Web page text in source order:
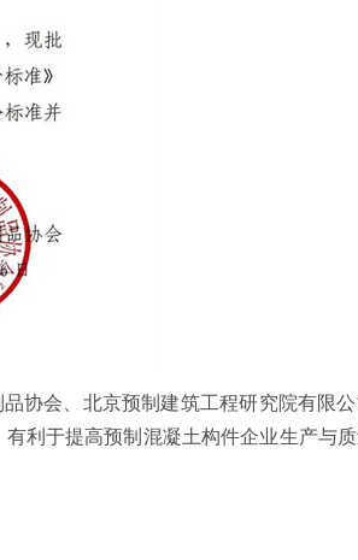
协会、北京预制建筑工程研究院有限
利于提高预制混凝土构件企业生产与